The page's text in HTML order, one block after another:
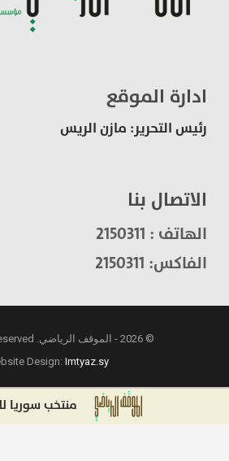
ادارة الموقع
رئيس التحرير: مازن الريس
الاتصال بنا
الهاتف : 2150311
الفاكس: 2150311
© 2026 - الموقف الرياضي. All Rights Reserved.
Design:Imtyaz.sy
منتخب سوريا